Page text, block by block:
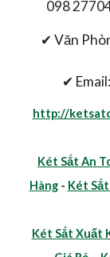
098
✔ Văn
✔
http://
Két Sắt An
Hàng- Két
Két Sắt Xuất